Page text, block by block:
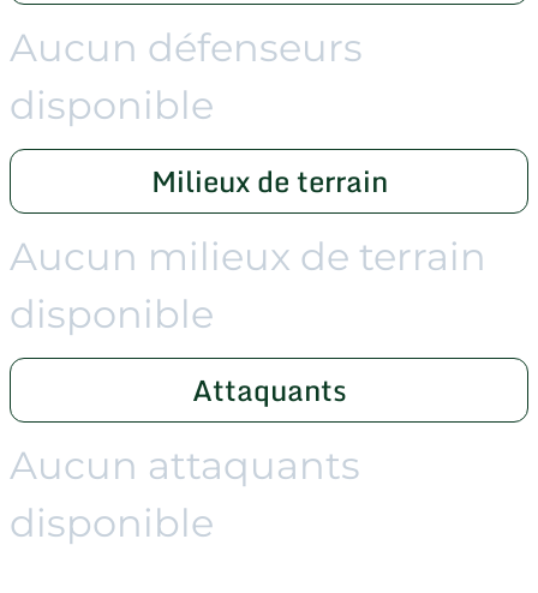
Aucun défenseurs
disponible
Milieux de terrain
Aucun milieux de terrain
disponible
Attaquants
Aucun attaquants
disponible